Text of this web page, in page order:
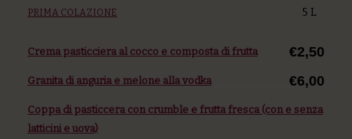
5 L
PRIMA COLAZIONE
Crema pasticciera al cocco e composta di frutta €2,50
Granita di anguria e melone alla vodka €6,00
Coppa di pasticcera con crumble e frutta fresca (con e senza
latticini e uova)